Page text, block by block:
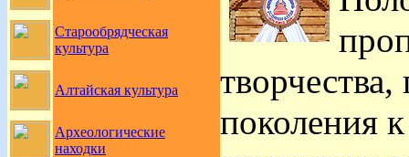
Старообрядческая
культура
Алтайская культура
Археологические
находки
поколения